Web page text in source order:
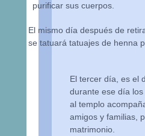
purificar sus cuerpos.
El mismo día después de
se tatuará tatuajes de henna
El tercer día, es el
durante ese día
al templo
amigos y familias,
matrimonio.